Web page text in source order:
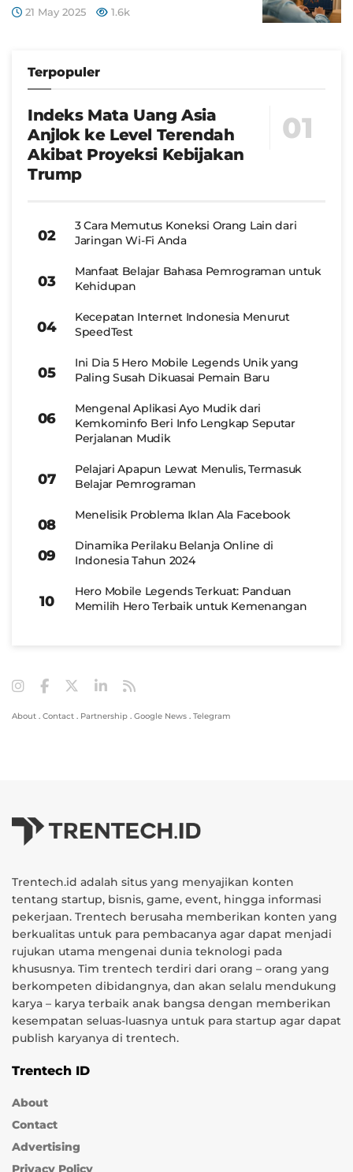
21 May 2025 1.6k
Terpopuler
Indeks Mata Uang Asia
Anjlok ke Level Terendah
Akibat Proyeksi Kebijakan
Trump
3 Cara Memutus Koneksi Orang Lain dari
Jaringan Wi-Fi Anda
Manfaat Belajar Bahasa Pemrograman untuk
Kehidupan
Kecepatan Internet Indonesia Menurut
SpeedTest
Ini Dia 5 Hero Mobile Legends Unik yang
Paling Susah Dikuasai Pemain Baru
Mengenal Aplikasi Ayo Mudik dari
Kemkominfo Beri Info Lengkap Seputar
Perjalanan Mudik
Pelajari Apapun Lewat Menulis, Termasuk
Belajar Pemrograman
Menelisik Problema Iklan Ala Facebook
Dinamika Perilaku Belanja Online di
Indonesia Tahun 2024
Hero Mobile Legends Terkuat: Panduan
Memilih Hero Terbaik untuk Kemenangan
About . Contact . Partnership . Google News . Telegram
Trentech.id adalah situs yang menyajikan konten
tentang startup, bisnis, game, event, hingga informasi
pekerjaan. Trentech berusaha memberikan konten yang
berkualitas untuk para pembacanya agar dapat menjadi
rujukan utama mengenai dunia teknologi pada
khususnya. Tim trentech terdiri dari orang – orang yang
berkompeten dibidangnya, dan akan selalu mendukung
karya – karya terbaik anak bangsa dengan memberikan
kesempatan seluas-luasnya untuk para startup agar dapat
publish karyanya di trentech.
Trentech ID
About
Contact
Advertising
Privacy Policy